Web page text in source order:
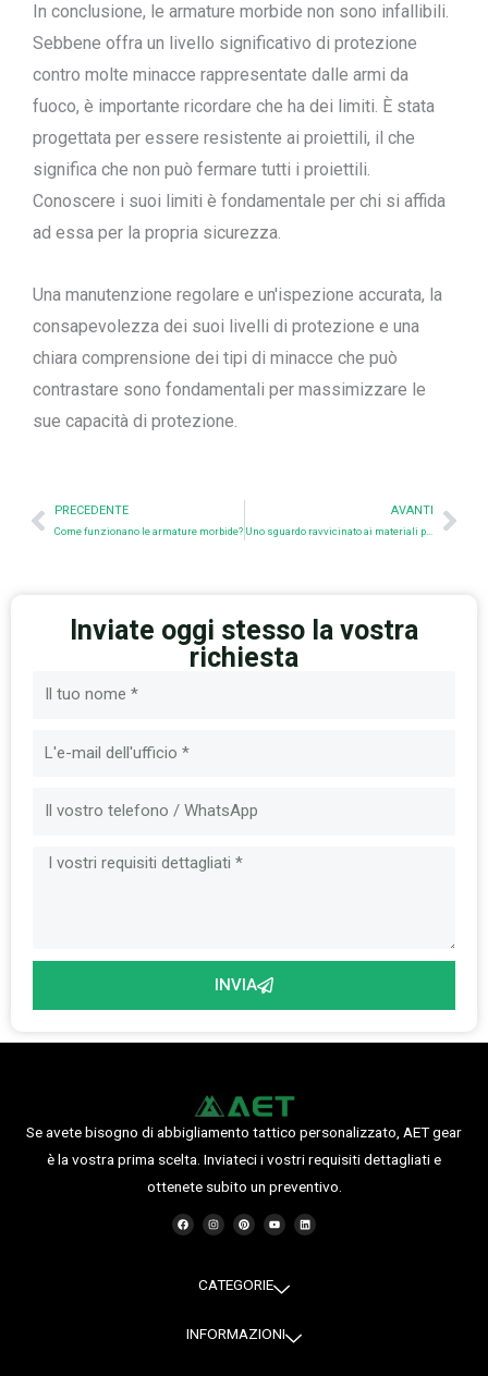
In conclusione, le armature morbide non sono infallibili.
Sebbene offra un livello significativo di protezione
contro molte minacce rappresentate dalle armi da
fuoco, è importante ricordare che ha dei limiti. È stata
progettata per essere resistente ai proiettili, il che
significa che non può fermare tutti i proiettili.
Conoscere i suoi limiti è fondamentale per chi si affida
ad essa per la propria sicurezza.
Una manutenzione regolare e un'ispezione accurata, la
consapevolezza dei suoi livelli di protezione e una
chiara comprensione dei tipi di minacce che può
contrastare sono fondamentali per massimizzare le
sue capacità di protezione.
Prev
PRECEDENTE
Come funzionano le armature morbide?
AVANTI
Uno sguardo ravvicinato ai materiali per armature rigide
Inviate oggi stesso la vostra
richiesta
INVIA
Se avete bisogno di abbigliamento tattico personalizzato, AET gear
è la vostra prima scelta. Inviateci i vostri requisiti dettagliati e
ottenete subito un preventivo.
F
a
c
I
n
s
r
a
P
i
n
e
s
Y
o
u
e
L
i
n
CATEGORIE
INFORMAZIONI